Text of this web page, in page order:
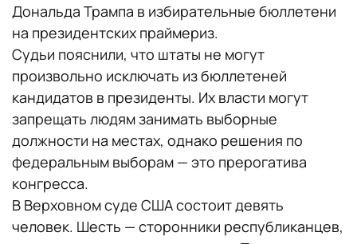
Дональда Трампа в избирательные бюллетени
на президентских праймериз.
Судьи пояснили, что штаты не могут
произвольно исключать из бюллетеней
кандидатов в президенты. Их власти могут
запрещать людям занимать выборные
должности на местах, однако решения по
федеральным выборам — это прерогатива
конгресса.
В Верховном суде США состоит девять
человек. Шесть — сторонники республиканцев,